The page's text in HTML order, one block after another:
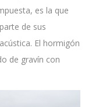
es la que
de sus
El hormigón
de gravín con